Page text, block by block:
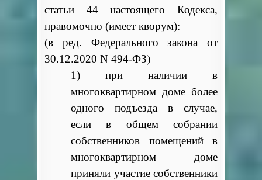
статьи 44 настоящего Кодекса,
правомочно (имеет кворум):
(в ред. Федерального закона от
30.12.2020 N 494-ФЗ)
1) при наличии в
многоквартирном доме более
одного подъезда в случае,
если в общем собрании
собственников помещений в
многоквартирном доме
приняли участие собственники